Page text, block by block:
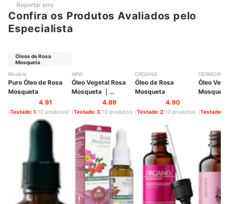
Pode Pegar Sol Quando Estiver Usando o Óleo de Rosa Mosqueta?
Existe Alguma Contraindicação para o Uso de Óleo de Rosa
Confira Mais Óleos e Cremes para Cuidar da Sua Pele e Cabelo
Reportar erro
Confira os Produtos Avaliados pelo
Especialista
Óleos de Rosa
Mosqueta
Rituária
Puro Óleo de Rosa
Mosqueta
4.91
(Testado: 1/10 produtos)
WNF
Óleo Vegetal Rosa
Mosqueta ｜
PWOV00020
4.89
(Testado: 3/10 produtos)
ORGANO
Óleo de Rosa
Mosqueta
4.90
(Testado: 2/10 produtos)
DERMOPAC
Óleo
Mosqueta
(Testado: 4